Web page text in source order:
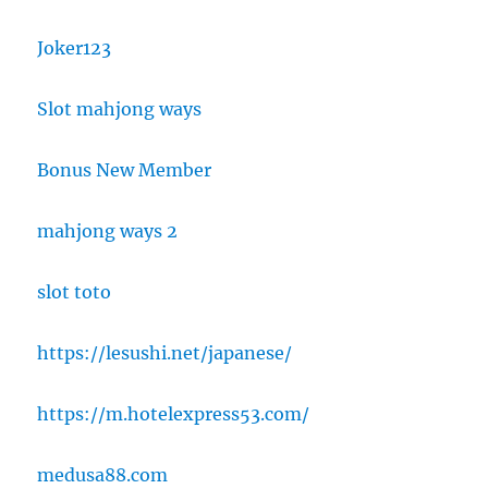
Joker123
Slot mahjong ways
Bonus New Member
mahjong ways 2
slot toto
https://lesushi.net/japanese/
https://m.hotelexpress53.com/
medusa88.com